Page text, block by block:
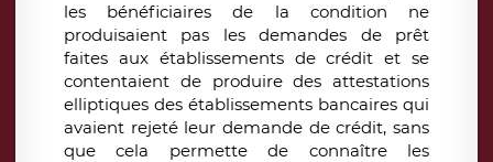
les bénéficiaires de la condition ne
produisaient pas les demandes de prêt
faites aux établissements de crédit et se
contentaient de produire des attestations
elliptiques des établissements bancaires qui
avaient rejeté leur demande de crédit, sans
que cela permette de connaître les